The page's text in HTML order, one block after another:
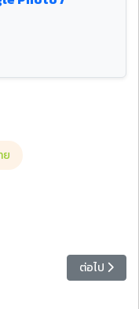
ย
ครงการอบรมภาษาต่างป
เนื้อหาถัดไ
ต่อไป